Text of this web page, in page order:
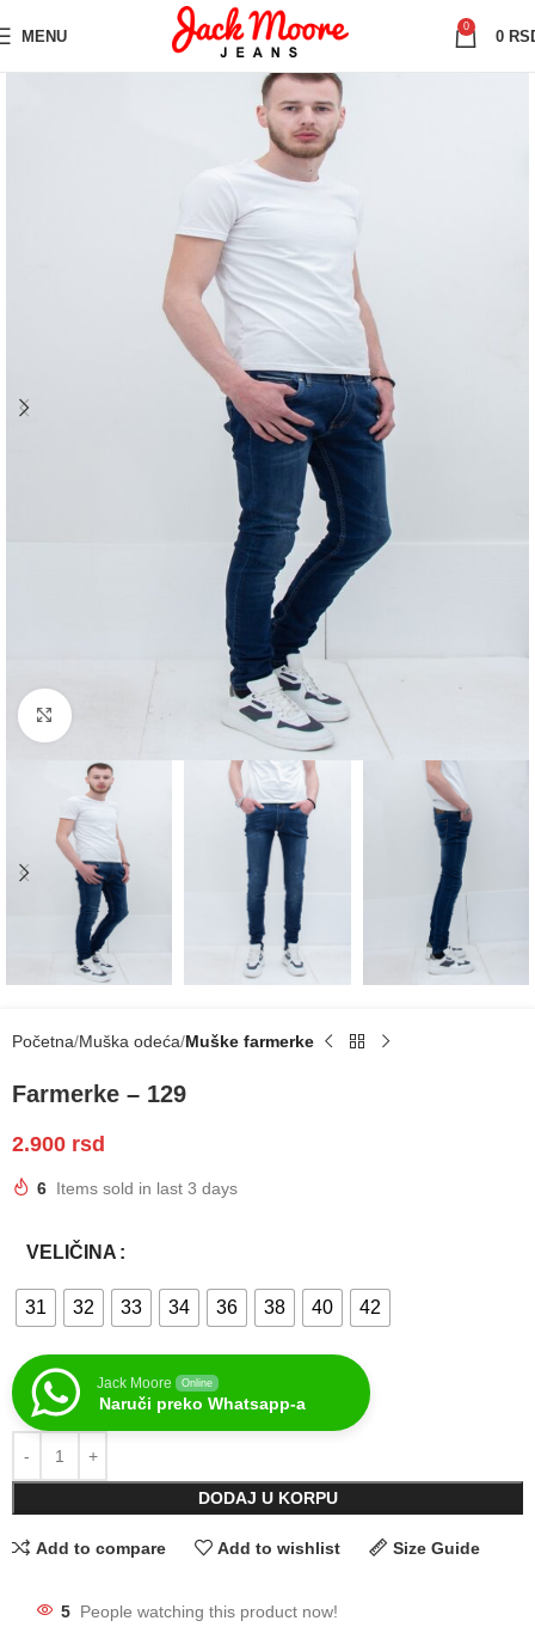
MENU
0
0
Početna Muška odeća Muške farmerke
Farmerke – 129
2.900 rsd
6 Items sold in last 3 days
VELIČINA
31 32 33 34 36 38 40 42
Jack Moore Online
Naruči preko Whatsapp-a
DODAJ U KORPU
Add to compare Add to wishlist Size Guide
5 People watching this product now!